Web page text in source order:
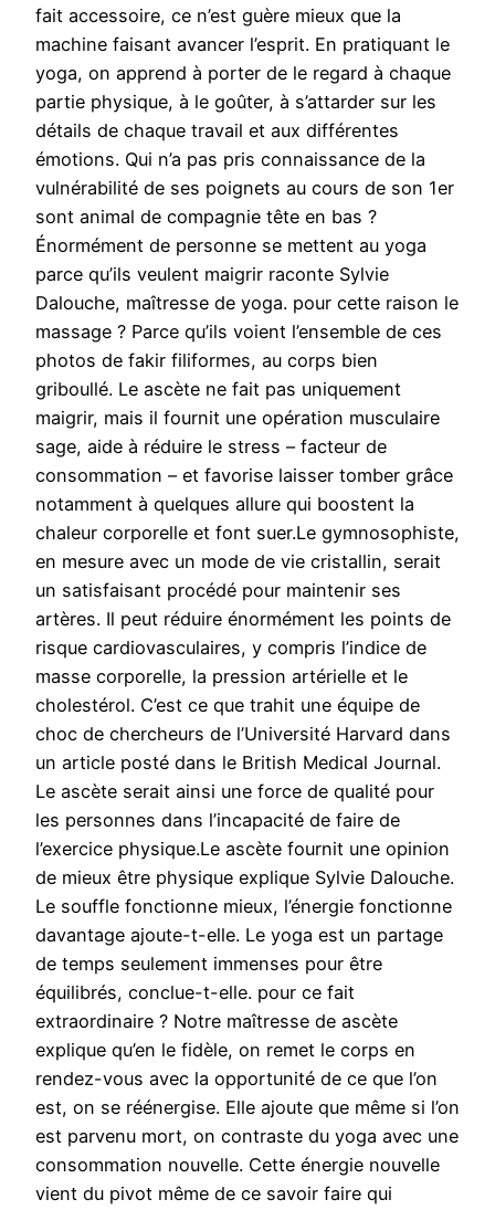
fait accessoire, ce n’est guère mieux que la
machine faisant avancer l’esprit. En pratiquant le
yoga, on apprend à porter de le regard à chaque
partie physique, à le goûter, à s’attarder sur les
détails de chaque travail et aux différentes
émotions. Qui n’a pas pris connaissance de la
vulnérabilité de ses poignets au cours de son 1er
sont animal de compagnie tête en bas ?
Énormément de personne se mettent au yoga
parce qu’ils veulent maigrir raconte Sylvie
Dalouche, maîtresse de yoga. pour cette raison le
massage ? Parce qu’ils voient l’ensemble de ces
photos de fakir filiformes, au corps bien
griboullé. Le ascète ne fait pas uniquement
maigrir, mais il fournit une opération musculaire
sage, aide à réduire le stress – facteur de
consommation – et favorise laisser tomber grâce
notamment à quelques allure qui boostent la
chaleur corporelle et font suer.Le gymnosophiste,
en mesure avec un mode de vie cristallin, serait
un satisfaisant procédé pour maintenir ses
artères. Il peut réduire énormément les points de
risque cardiovasculaires, y compris l’indice de
masse corporelle, la pression artérielle et le
cholestérol. C’est ce que trahit une équipe de
choc de chercheurs de l’Université Harvard dans
un article posté dans le British Medical Journal.
Le ascète serait ainsi une force de qualité pour
les personnes dans l’incapacité de faire de
l’exercice physique.Le ascète fournit une opinion
de mieux être physique explique Sylvie Dalouche.
Le souffle fonctionne mieux, l’énergie fonctionne
davantage ajoute-t-elle. Le yoga est un partage
de temps seulement immenses pour être
équilibrés, conclue-t-elle. pour ce fait
extraordinaire ? Notre maîtresse de ascète
explique qu’en le fidèle, on remet le corps en
rendez-vous avec la opportunité de ce que l’on
est, on se réénergise. Elle ajoute que même si l’on
est parvenu mort, on contraste du yoga avec une
consommation nouvelle. Cette énergie nouvelle
vient du pivot même de ce savoir faire qui